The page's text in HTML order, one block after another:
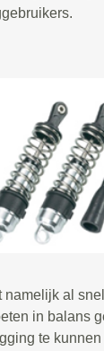
namelijk al
in balans
te